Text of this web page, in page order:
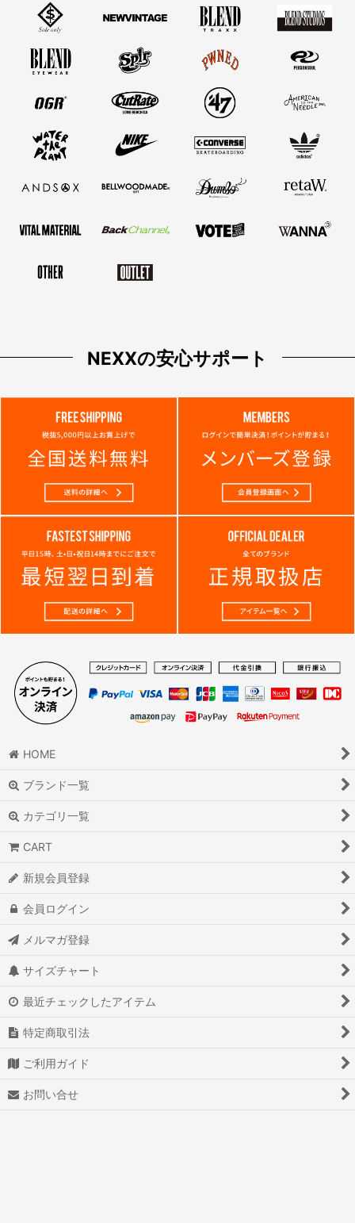
NEXXの安心サポート
HOME
ブランド一覧
カテゴリ一覧
CART
新規会員登録
会員ログイン
メルマガ登録
サイズチャート
最近チェックしたアイテム
特定商取引法
ご利用ガイド
お問い合せ